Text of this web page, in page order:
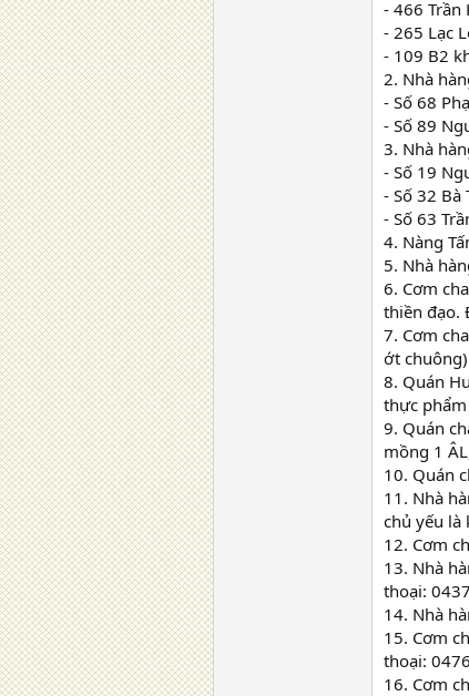
- 466 Trần
- 265 Lạc
- 109 B2
2. Nhà
- Số 68
- Số 89
3. Nhà
- Số 19
- Số 32
- Số 63
4. Nàng
5. Nhà
6. Cơm
thiền đạo.
7. Cơm
ớt
8. Quán
thực
9. Quán
mồng 1
10. Quán
11. Nhà
chủ yếu là
12. Cơm
13. Nhà
thoại:
14. Nhà
15. Cơm
thoại:
16. Cơm